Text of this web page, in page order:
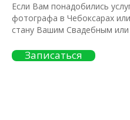
Если Вам понадобились
фотографа в Чебоксарах
стану Вашим Свадебным
Записаться